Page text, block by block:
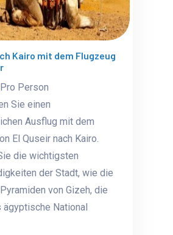
Kairo mit dem Flugzeug
Pro Person
Sie einen
Ausflug mit dem
El Quseir nach Kairo.
die wichtigsten
der Stadt, wie die
von Gizeh, die
ägyptische National